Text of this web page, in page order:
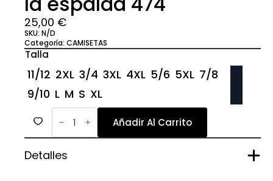
25,00 €
SKU: N/D
Categoría: CAMISETAS
Talla
11/12 2XL 3/4 3XL 4XL 5/6 5XL 7/8
9/10 L M S XL
Camiseta
con
dibujo
en
espalda
Añadir Al Carrito
Detalles